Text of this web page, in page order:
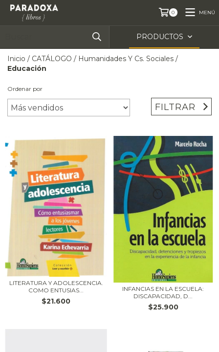
0 MENÚ
PRODUCTOS
Inicio / CATÁLOGO / Humanidades Y Cs. Sociales /
Educación
Ordenar por
FILTRAR
LITERATURA Y ADOLESCENCIA.
COMO ENTUSIAS...
$21.600
INFANCIAS EN LA ESCUELA:
DISCAPACIDAD, D...
$25.900